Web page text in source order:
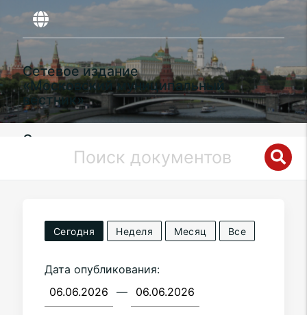
Сетевое издание
«Московский муниципальный
вестник»
Органы местного самоуправления
муниципального округаХорошево-
Мневникив городе Москве
Сегодня Неделя Месяц Все
Дата опубликования:
—